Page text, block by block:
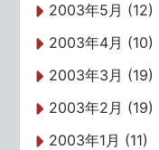
2003年5月 (12)
2003年4月 (10)
2003年3月 (19)
2003年2月 (19)
2003年1月 (11)